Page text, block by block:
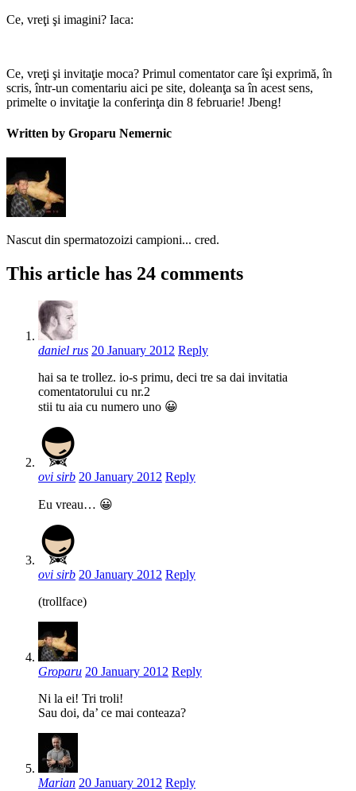
Ce, vreţi şi imagini? Iaca:
Ce, vreţi şi invitaţie moca? Primul comentator care îşi exprimă, în
scris, într-un comentariu aici pe site, doleanţa sa în acest sens,
primelte o invitaţie la conferinţa din 8 februarie! Jbeng!
Written by Groparu Nemernic
Nascut din spermatozoizi campioni... cred.
This article has 24 comments
daniel rus 20 January 2012 Reply
hai sa te trollez. io-s primu, deci tre sa dai invitatia
comentatorului cu nr.2
stii tu aia cu numero uno 😀
ovi sirb 20 January 2012 Reply
Eu vreau… 😀
ovi sirb 20 January 2012 Reply
(trollface)
Groparu 20 January 2012 Reply
Ni la ei! Tri troli!
Sau doi, da’ ce mai conteaza?
Marian 20 January 2012 Reply